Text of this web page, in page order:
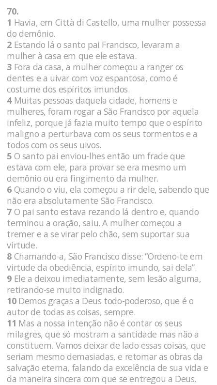
70.
1 Havia, em Città di Castello, uma mulher possessa
do demônio.
2 Estando lá o santo pai Francisco, levaram a
mulher à casa em que ele estava.
3 Fora da casa, a mulher começou a ranger os
dentes e a uivar com voz espantosa, como é
costume dos espíritos imundos.
4Muitas pessoas daquela cidade, homens e
mulheres, foram rogar a São Francisco por aquela
infeliz, porque já fazia muito tempo que o espírito
maligno a perturbava com os seus tormentos e a
todos com os seus uivos.
5 O santo pai enviou-lhes então um frade que
estava com ele, para provar se era mesmo um
demônio ou era fingimento da mulher.
6 Quando o viu, ela começou a rir dele, sabendo que
não era absolutamente São Francisco.
7 O pai santo estava rezando lá dentro e, quando
terminou a oração, saiu. A mulher começou a
tremer e a se virar pelo chão, sem suportar sua
virtude.
8 Chamando-a, São Francisco disse: “Ordeno-te em
virtude da obediência, espírito imundo, sai dela”.
9 Ele a deixou imediatamente, sem lesão alguma,
retirando-se muito indignado.
10Demos graças a Deus todo-poderoso, que é o
autor de todas as coisas, sempre.
11 Mas a nossa intenção não é contar os seus
milagres, que só mostram a santidade mas não a
constituem. Vamos deixar de lado essas coisas, que
seriam mesmo demasiadas, e retomar as obras da
salvação eterna, falando da excelência de sua vida e
da maneira sincera com que se entregou a Deus.